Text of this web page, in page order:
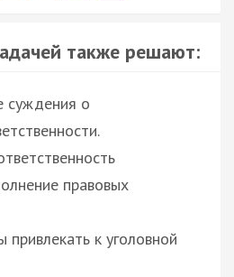
также решают:
суждения о
правовых
к уголовной